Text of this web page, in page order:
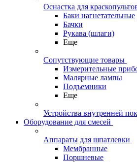
Оснастка для
Баки нагнетательные
Бачки
Рукава (шлаги)
Еще
Сопутствующие товары
Измерительные
Малярные лампы
Подъемники
Еще
Устройства внутренней
Оборудование для смесей
Аппараты для шпатлевки
Мембранные
Поршневые